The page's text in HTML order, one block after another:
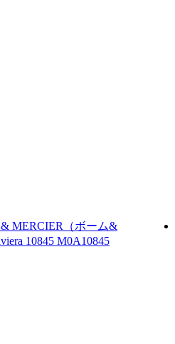
MERCIER（ボーム&
10845 M0A10845